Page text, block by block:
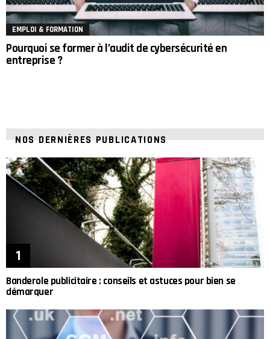
EMPLOI & FORMATION
Pourquoi se former à l’audit de cybersécurité en
entreprise ?
NOS DERNIÈRES PUBLICATIONS
Banderole publicitaire : conseils et astuces pour bien se
démarquer